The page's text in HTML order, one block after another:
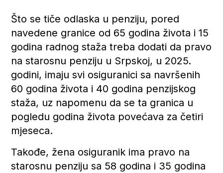
Što se tiče odlaska u penziju, pored
navedene granice od 65 godina života i 15
godina radnog staža treba dodati da pravo
na starosnu penziju u Srpskoj, u 2025.
godini, imaju svi osiguranici sa navršenih
60 godina života i 40 godina penzijskog
staža, uz napomenu da se ta granica u
pogledu godina života povećava za četiri
mjeseca.
Takođe, žena osiguranik ima pravo na
starosnu penziju sa 58 godina i 35 godina